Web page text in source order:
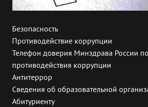
Безопасность
Противодействие коррупции
Телефон доверия Минздрава России
противодействия коррупции
Антитеррор
Сведения об образовательной
Абитуриенту